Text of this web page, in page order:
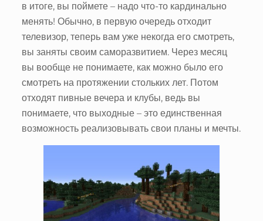
в итоге, вы поймете – надо что-то кардинально
менять! Обычно, в первую очередь отходит
телевизор, теперь вам уже некогда его смотреть,
вы заняты своим саморазвитием. Через месяц
вы вообще не понимаете, как можно было его
смотреть на протяжении стольких лет. Потом
отходят пивные вечера и клубы, ведь вы
понимаете, что выходные – это единственная
возможность реализовывать свои планы и мечты.